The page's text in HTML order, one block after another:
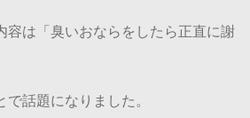
容は「臭いおならをしたら正直に謝
話題になりました。